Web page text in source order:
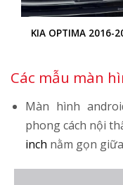
KIA OPTIMA 2016-
Các mẫu màn
Màn hình
phong cách nội
inch nằm gọn